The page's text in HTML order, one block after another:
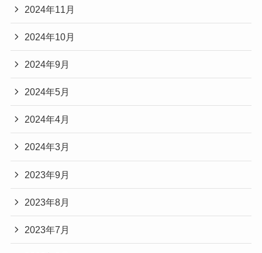
2024年11月
2024年10月
2024年9月
2024年5月
2024年4月
2024年3月
2023年9月
2023年8月
2023年7月